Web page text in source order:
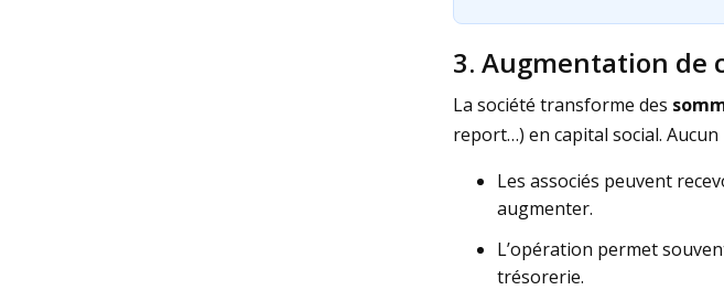
3. Augmentation de
La société transforme des
report…) en capital social. Aucun
Les associés peuvent
augmenter.
L’opération permet
trésorerie.